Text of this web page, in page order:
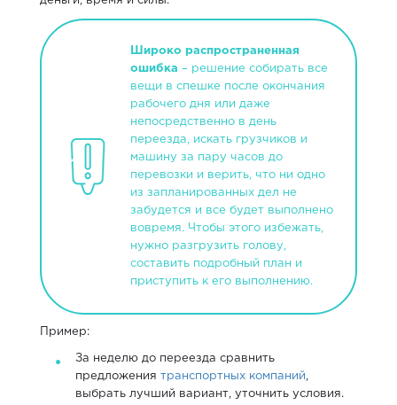
Широко распространенная
ошибка – решение собирать все
вещи в спешке после окончания
рабочего дня или даже
непосредственно в день
переезда, искать грузчиков и
машину за пару часов до
перевозки и верить, что ни одно
из запланированных дел не
забудется и все будет выполнено
вовремя. Чтобы этого избежать,
нужно разгрузить голову,
составить подробный план и
приступить к его выполнению.
Пример:
За неделю до переезда сравнить
предложения транспортных компаний
выбрать лучший вариант, уточнить условия.